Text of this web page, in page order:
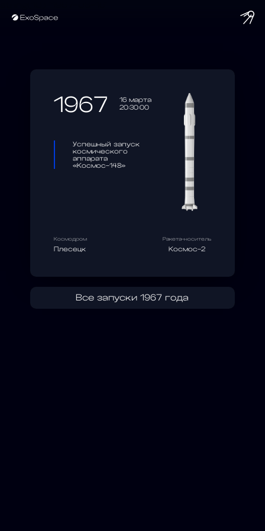
1967
16 марта
20:30:00
Успешный запуск
космического
аппарата
«Космос-148»
Космодром
Плесецк
Ракета-носитель
Космос-2
Все запуски 1967 года